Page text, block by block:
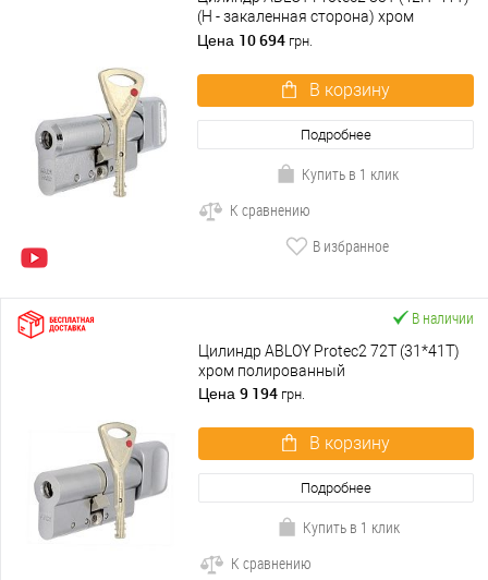
(H - закаленная сторона) хром
полированный
Цена 10 694 грн.
В корзину
Подробнее
Купить в 1 клик
К сравнению
В избранное
В наличии
Цилиндр ABLOY Protec2 72T (31*41T)
хром полированный
Цена 9 194 грн.
В корзину
Подробнее
Купить в 1 клик
К сравнению